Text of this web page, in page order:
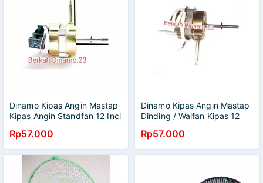
Dinamo Kipas Angin Mastap
Kipas Angin Standfan 12 Inci
Rp57.000
Dinamo Kipas Angin Mastap
Dinding / Walfan Kipas 12
Rp57.000